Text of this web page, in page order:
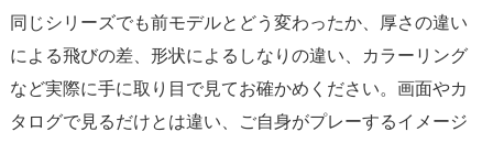
同じシリーズでも前モデルとどう変わったか、厚さの違い
による飛びの差、形状によるしなりの違い、カラーリング
など実際に手に取り目で見てお確かめください。画面やカ
タログで見るだけとは違い、ご自身がプレーするイメージ